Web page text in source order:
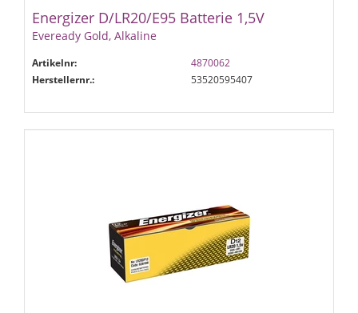
Energizer D/LR20/E95 Batterie 1,5V
Eveready Gold, Alkaline
Artikelnr:
4870062
Herstellernr.:
53520595407